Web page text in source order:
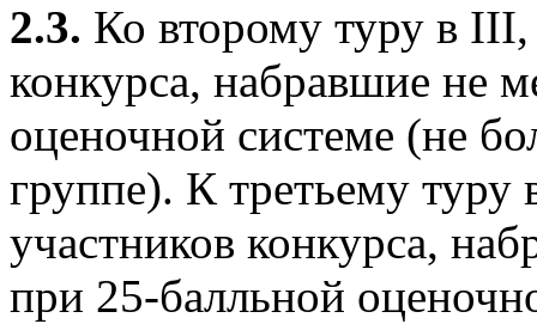
2.3. Ко второму туру в
конкурса, набравшие не
оценочной системе (не
группе). К третьему туру
участников конкурса,
при 25-балльной